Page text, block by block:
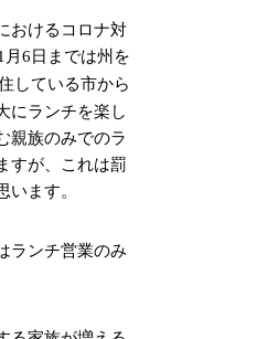
おけるコロナ対
月6日までは州を
している市から
にランチを楽し
親族のみでのラ
すが、これは罰
ます。
ランチ営業のみ